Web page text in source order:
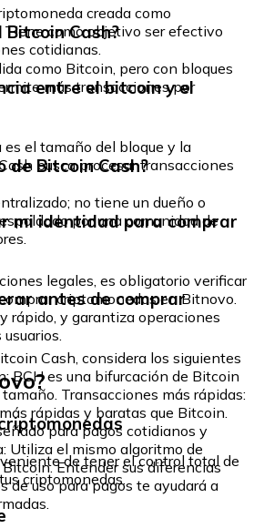
creada como
como objetivo ser efectivo
cotidianas.
Bitcoin Cash?
como Bitcoin, pero con bloques
más transacciones por
entre el bitcoin y el
el tamaño del bloque y la
busca procesar transacciones
de Bitcoin Cash?
no tiene un dueño o
por una comunidad de
mi identidad para comprar
legales, es obligatorio verificar
criptomonedas en Bitnovo.
rápido, y garantiza operaciones
antes de comprar
Cash, considera los siguientes
BCH es una bifurcación de Bitcoin
Transacciones más rápidas:
rápidas y baratas que Bitcoin.
para pagos cotidianos y
Utiliza el mismo algoritmo de
Entender sus diferencias
de uso para pagos te ayudará a
de tener el control total de
criptomonedas.